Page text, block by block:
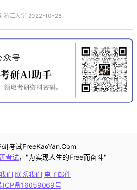
浙江大学 2022-10-28
研考试FreeKaoYan.Com
考试，"为实现人生的Free而奋斗"
们 联系我们 电子邮件
ICP备16059069号